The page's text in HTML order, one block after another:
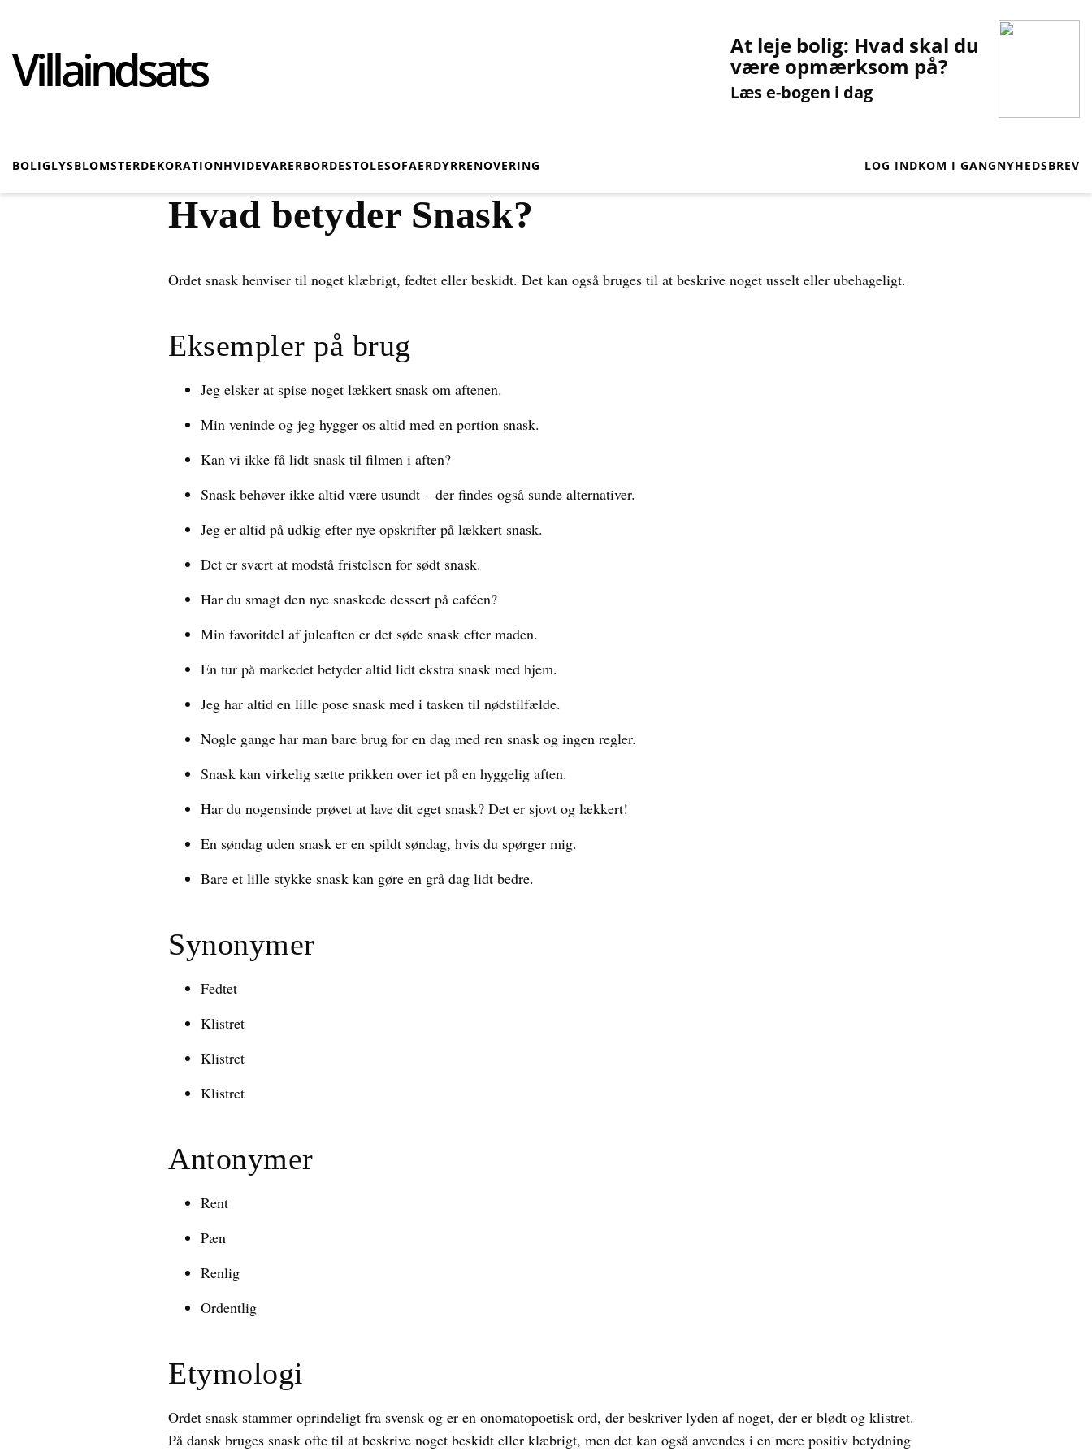
Villaindsats At leje bolig: Hvad skal du
være opmærksom på?
Læs e-bogen i dag
BOLIGLYSBLOMSTERDEKORATIONHVIDEVARERBORDESTOLESOFAERDYRRENOVERING LOG INDKOM I GANGNYHEDSBREV
Hvad betyder Snask?
Ordet snask henviser til noget klæbrigt, fedtet eller beskidt. Det kan også bruges til at beskrive noget usselt eller ubehageligt.
Eksempler på brug
Jeg elsker at spise noget lækkert snask om aftenen.
Min veninde og jeg hygger os altid med en portion snask.
Kan vi ikke få lidt snask til filmen i aften?
Snask behøver ikke altid være usundt – der findes også sunde alternativer.
Jeg er altid på udkig efter nye opskrifter på lækkert snask.
Det er svært at modstå fristelsen for sødt snask.
Har du smagt den nye snaskede dessert på caféen?
Min favoritdel af juleaften er det søde snask efter maden.
En tur på markedet betyder altid lidt ekstra snask med hjem.
Jeg har altid en lille pose snask med i tasken til nødstilfælde.
Nogle gange har man bare brug for en dag med ren snask og ingen regler.
Snask kan virkelig sætte prikken over iet på en hyggelig aften.
Har du nogensinde prøvet at lave dit eget snask? Det er sjovt og lækkert!
En søndag uden snask er en spildt søndag, hvis du spørger mig.
Bare et lille stykke snask kan gøre en grå dag lidt bedre.
Synonymer
Fedtet
Klistret
Klistret
Klistret
Antonymer
Rent
Pæn
Renlig
Ordentlig
Etymologi
Ordet snask stammer oprindeligt fra svensk og er en onomatopoetisk ord, der beskriver lyden af noget, der er blødt og klistret.
På dansk bruges snask ofte til at beskrive noget beskidt eller klæbrigt, men det kan også anvendes i en mere positiv betydning